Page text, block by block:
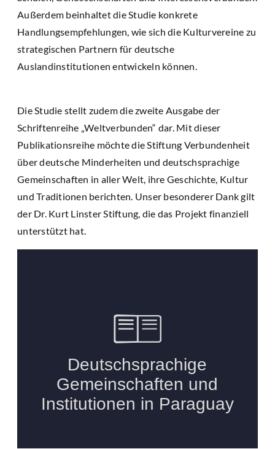
Außerdem beinhaltet die Studie konkrete
Handlungsempfehlungen, wie sich die Kulturvereine zu
strategischen Partnern für deutsche
Auslandinstitutionen entwickeln können.
Die Studie stellt zudem die zweite Ausgabe der
Schriftenreihe „Weltverbunden“ dar. Mit dieser
Publikationsreihe möchte die Stiftung Verbundenheit
über deutsche Minderheiten und deutschsprachige
Gemeinschaften in aller Welt, ihre Geschichte, Kultur
und Traditionen berichten. Unser besonderer Dank gilt
der Dr. Kurt Linster Stiftung, die das Projekt finanziell
unterstützt hat.